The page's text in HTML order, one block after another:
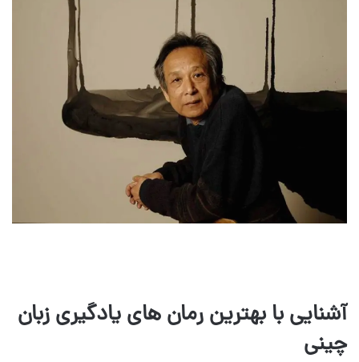
آشنایی با بهترین رمان های یادگیری زبان
چینی